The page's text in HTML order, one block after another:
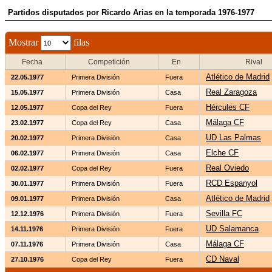
Partidos disputados por Ricardo Arias en la temporada 1976-1977
Mostrar filas
Fecha Competición En Rival
22.05.1977 Primera División Fuera Atlético de Madrid
15.05.1977 Primera División Casa Real Zaragoza
12.05.1977 Copa del Rey Fuera Hércules CF
23.02.1977 Copa del Rey Casa Málaga CF
20.02.1977 Primera División Casa UD Las Palmas
06.02.1977 Primera División Casa Elche CF
02.02.1977 Copa del Rey Fuera Real Oviedo
30.01.1977 Primera División Fuera RCD Espanyol
09.01.1977 Primera División Casa Atlético de Madrid
12.12.1976 Primera División Fuera Sevilla FC
14.11.1976 Primera División Fuera UD Salamanca
07.11.1976 Primera División Casa Málaga CF
27.10.1976 Copa del Rey Fuera CD Naval